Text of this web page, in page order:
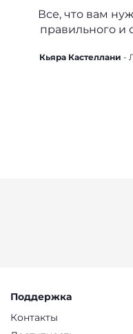
Все, что вам
правильного и
Кьяра Кастеллани -
Поддержка
Контакты